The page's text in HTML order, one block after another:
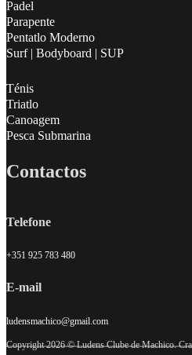
Padel
Parapente
Pentatlo Moderno
Surf | Bodyboard | SUP
Ténis
Triatlo
Canoagem
Pesca Submarina
Contactos
Telefone
+351 925 783 480
E-mail
ludensmachico@gmail.com
Copyright 2026 © Ludens Clube de Machico.